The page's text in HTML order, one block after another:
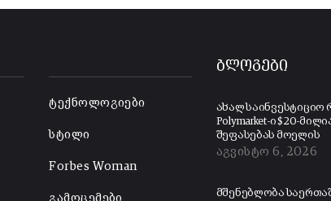
ტექნოლოგიები
სტილი
Forbes Woman
გამოცემები
ბლოგები
ახალ საინვესტიციო
Polymarket-ი $20-
შეფასებას მოელის
აგვისტო 6, 2026
მშენებლობა